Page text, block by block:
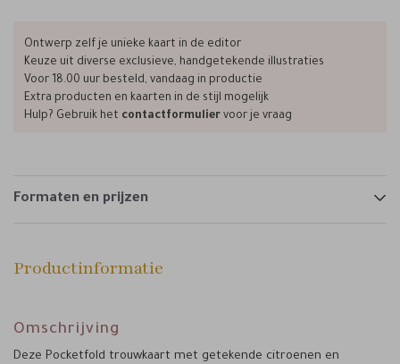
Ontwerp zelf je unieke kaart in de editor
Keuze uit diverse exclusieve, handgetekende illustraties
Voor 18.00 uur besteld, vandaag in productie
Extra producten en kaarten in de stijl mogelijk
Hulp? Gebruik het contactformulier voor je vraag
Formaten en prijzen
Productinformatie
Omschrijving
Deze Pocketfold trouwkaart met getekende citroenen en